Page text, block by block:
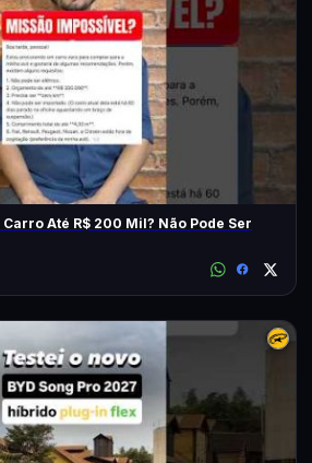
Até R$ 200 Mil? Não Pode Ser